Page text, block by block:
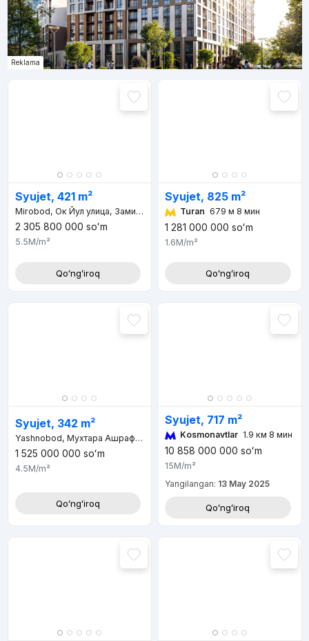
Reklama
Syujet, 421 m²
Mirobod, Ок Йул улица, Заминабад махалля
2 305 800 000 soʻm
5.5M/m²
Qoʻngʻiroq
Syujet, 825 m²
Turan 679 м 8 мин
1 281 000 000 soʻm
1.6M/m²
Qoʻngʻiroq
Syujet, 342 m²
Yashnobod, Мухтара Ашрафи 1-й тупик, Джурабек махалля
1 525 000 000 soʻm
4.5M/m²
Qoʻngʻiroq
Syujet, 717 m²
Kosmonavtlar 1.9 км 8 мин
10 858 000 000 soʻm
15M/m²
Yangilangan: 13 May 2025
Qoʻngʻiroq